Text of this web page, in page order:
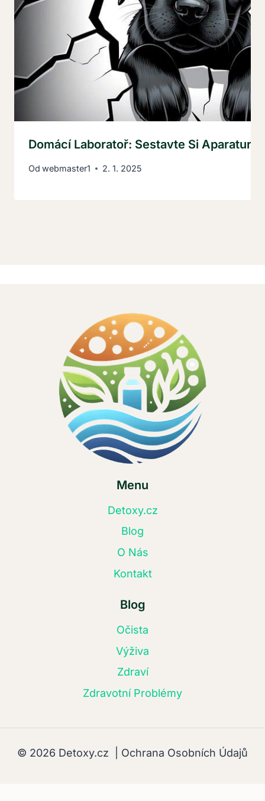
Domácí Laboratoř: Sestavte Si Aparaturu
Od webmaster1 2. 1. 2025
Menu
Detoxy.cz
Blog
O Nás
Kontakt
Blog
Očista
Výživa
Zdraví
Zdravotní Problémy
© 2026 Detoxy.cz | Ochrana Osobních Údajů